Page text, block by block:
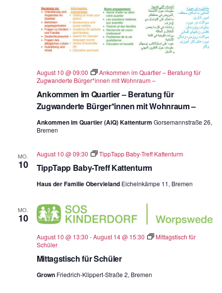
Ankommen im Quartier – Beratung für
Zugwanderte Bürger*innen mit Wohnraum –
August 10 @ 09:00
Ankommen im Quartier – Beratung für
Zugwanderte Bürger*innen mit Wohnraum –
Ankommen im Quartier (AiQ) Kattenturm Gorsemannstraße 26,
Bremen
MO.
10 TippTapp Baby-Treff Kattenturm
August 10 @ 09:30 TippTapp Baby-Treff Kattenturm
Haus der Familie Obervieland Eichelnkämpe 11, Bremen
MO.
10
Mittagstisch für Schüler
August 10 @ 13:30 -August 14 @ 15:30
Mittagstisch für
Schüler
Grown Friedrich-Klippert-Straße 2, Bremen